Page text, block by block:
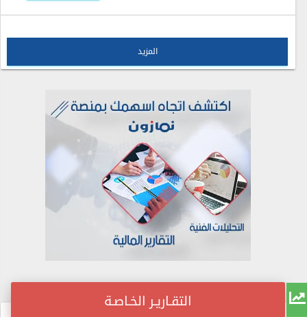
المزيد
التقـاريـر الخـاصـة